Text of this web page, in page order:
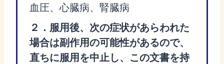
血圧、心臓病、腎臓病
２．服用後、次の症状があらわれた
場合は副作用の可能性があるので、
直ちに服用を中止し、この文書を持